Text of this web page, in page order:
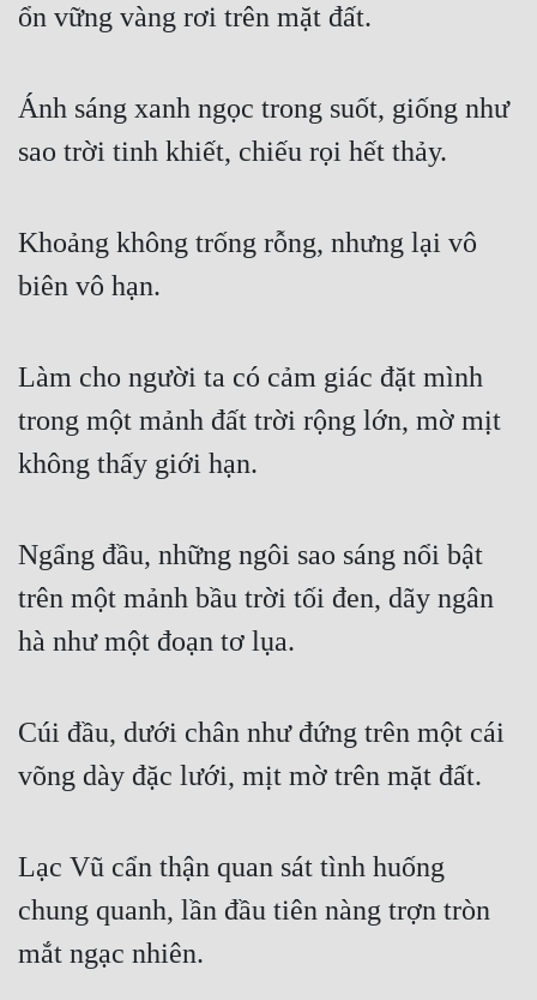
Huyền Nghi
Hài Hước
Kinh Dị
Kiếm Hiệp
Kỳ Huyễn
Linh Dị
Làm Giàu
Lịch Sử
Mạt Thế
Mỹ Thực
Nữ Cường
ổn vững vàng rơi trên mặt đất.
Ánh sáng xanh ngọc trong suốt, giống như
sao trời tinh khiết, chiếu rọi hết thảy.
Khoảng không trống rỗng, nhưng lại vô
biên vô hạn.
Làm cho người ta có cảm giác đặt mình
trong một mảnh đất trời rộng lớn, mờ mịt
không thấy giới hạn.
Ngẩng đầu, những ngôi sao sáng nổi bật
trên một mảnh bầu trời tối đen, dãy ngân
hà như một đoạn tơ lụa.
Cúi đầu, dưới chân như đứng trên một cái
võng dày đặc lưới, mịt mờ trên mặt đất.
Lạc Vũ cẩn thận quan sát tình huống
chung quanh, lần đầu tiên nàng trợn tròn
mắt ngạc nhiên.